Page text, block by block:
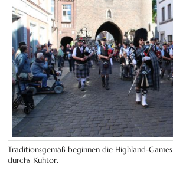
Traditionsgemäß beginnen die Highland-
durchs Kuhtor.